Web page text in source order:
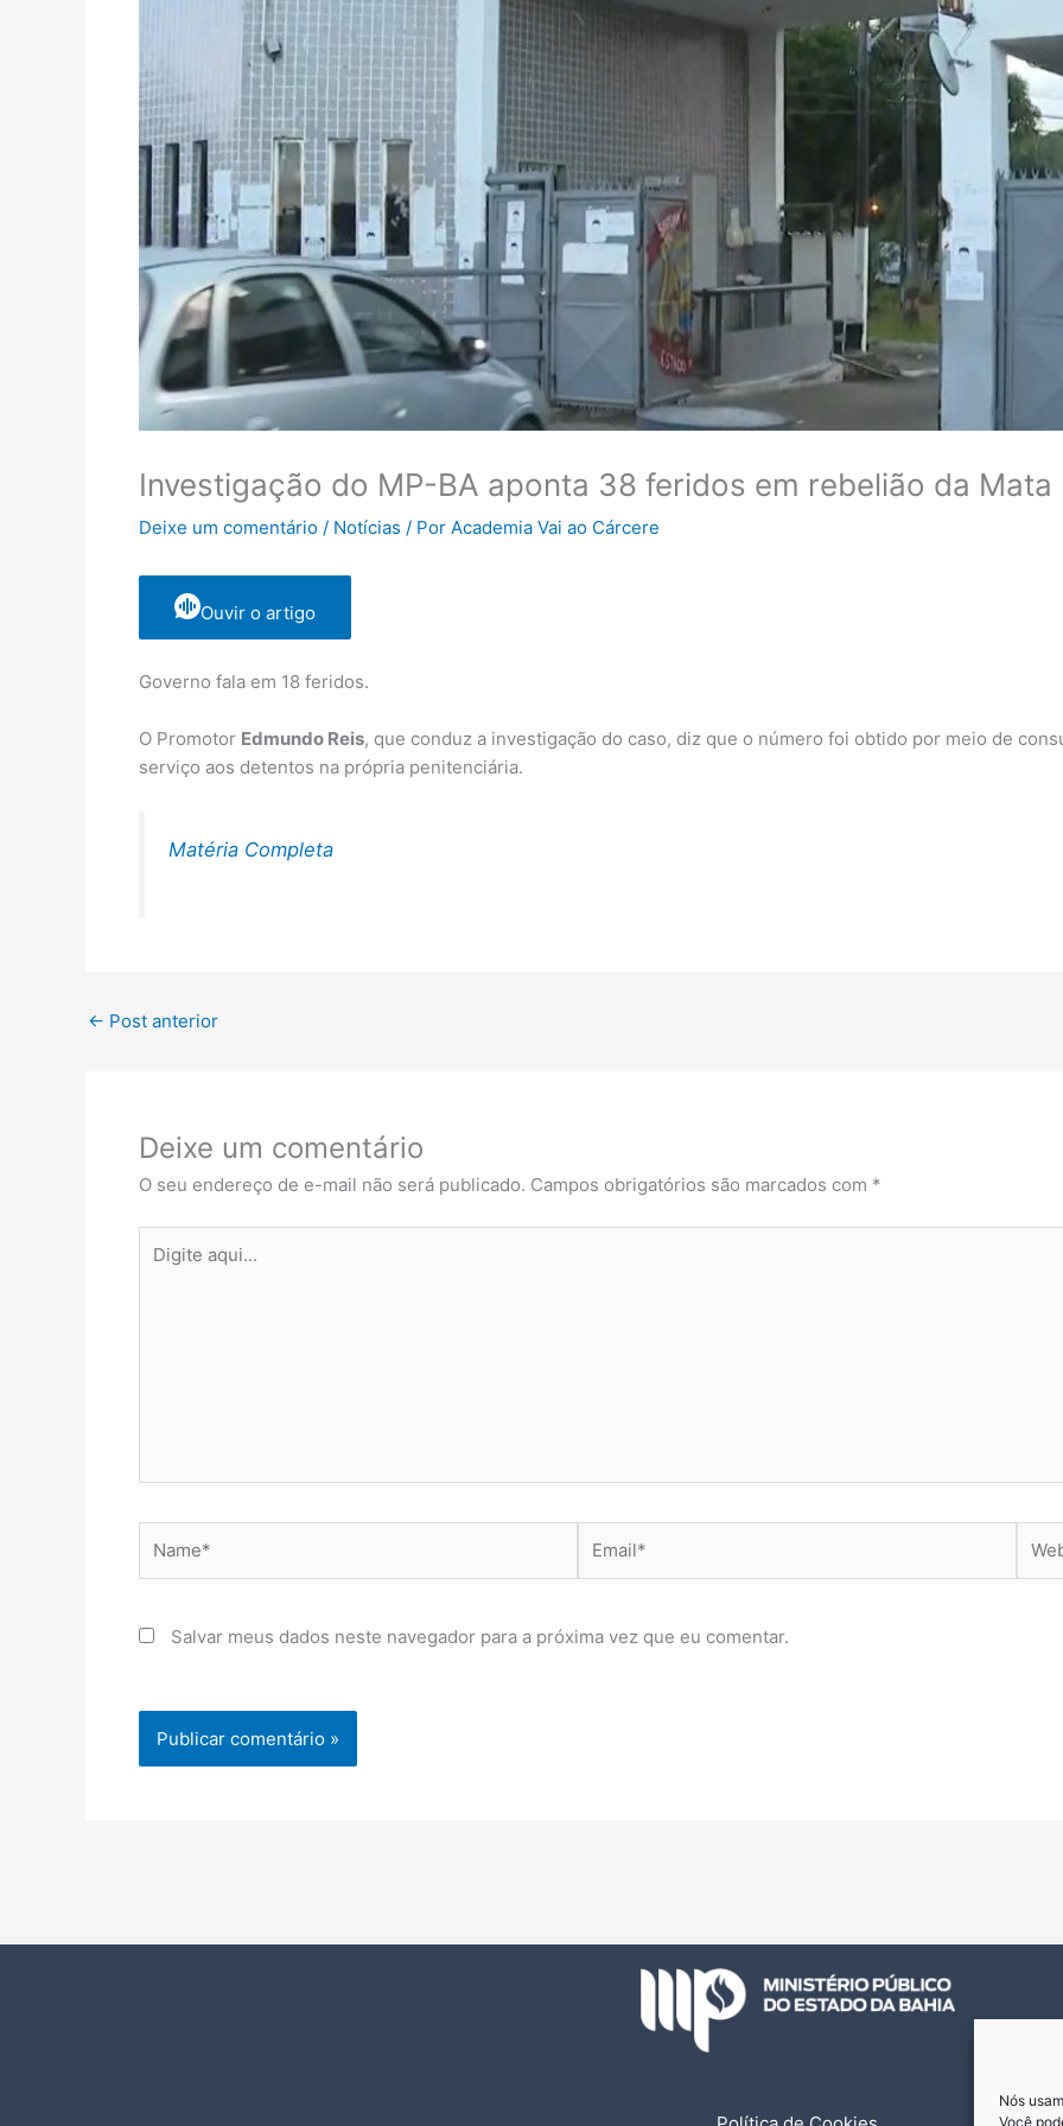
Nós
Você
Investigação do MP-BA aponta 38 feridos em rebelião da Mata
Deixe um comentário / Notícias / Por Academia Vai ao Cárcere
Ouvir o artigo
Governo fala em 18 feridos.
O Promotor Edmundo Reis, que conduz a investigação do caso, diz que o número foi obtido por meio de
serviço aos detentos na própria penitenciária.
Matéria Completa
← Post anterior
Deixe um comentário
O seu endereço de e-mail não será publicado. Campos obrigatórios são marcados com *
aqui...
Salvar meus dados neste navegador para a próxima vez que eu comentar.